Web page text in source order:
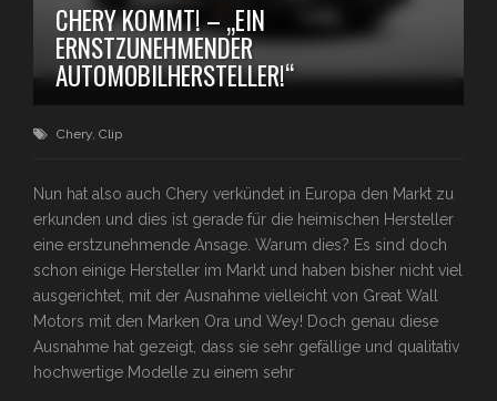
CHERY KOMMT! – „EIN
ERNSTZUNEHMENDER
AUTOMOBILHERSTELLER!“
Chery, Clip
Nun hat also auch Chery verkündet in Europa den Markt zu
erkunden und dies ist gerade für die heimischen Hersteller
eine erstzunehmende Ansage. Warum dies? Es sind doch
schon einige Hersteller im Markt und haben bisher nicht viel
ausgerichtet, mit der Ausnahme vielleicht von Great Wall
Motors mit den Marken Ora und Wey! Doch genau diese
Ausnahme hat gezeigt, dass sie sehr gefällige und qualitativ
hochwertige Modelle zu einem sehr